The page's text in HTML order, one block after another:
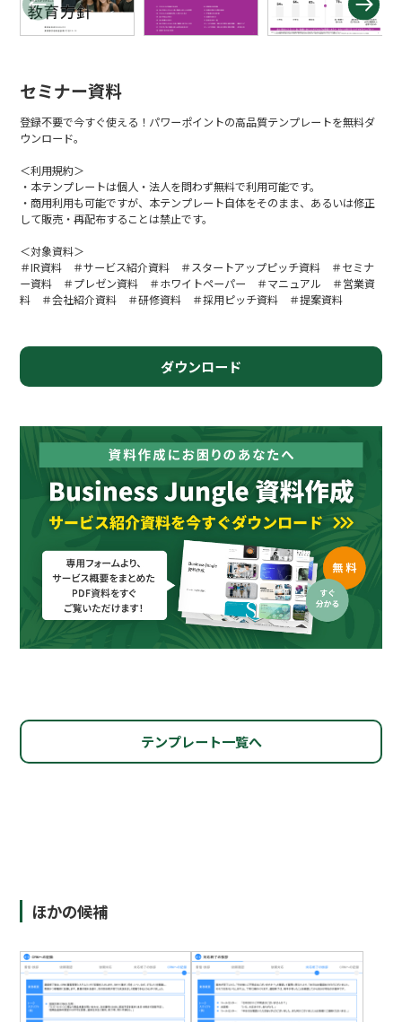
セミナー資料
登録不要で今すぐ使える！パワーポイントの高品質テンプレートを無料ダ
ウンロード。
＜利用規約＞
・本テンプレートは個人・法人を問わず無料で利用可能です。
・商用利用も可能ですが、本テンプレート自体をそのまま、あるいは修正
して販売・再配布することは禁止です。
＜対象資料＞
＃IR資料 ＃サービス紹介資料 ＃スタートアップピッチ資料 ＃セミナ
ー資料 ＃プレゼン資料 ＃ホワイトペーパー ＃マニュアル ＃営業資
料 ＃会社紹介資料 ＃研修資料 ＃採用ピッチ資料 ＃提案資料
ダウンロード
テンプレート一覧へ
ほかの候補